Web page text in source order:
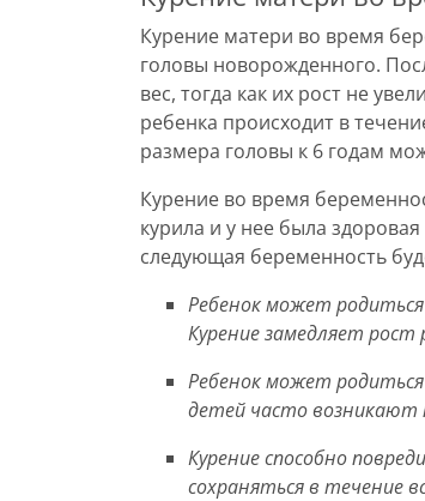
Курение матери во время
головы новорожденного.
вес, тогда как их рост не
ребенка происходит в
размера головы к 6 годам
Курение во время
курила и у нее была
следующая беременность
Ребенок может
Курение замедляет рост
Ребенок может
детей часто возникают
Курение способно
сохраняться в течение